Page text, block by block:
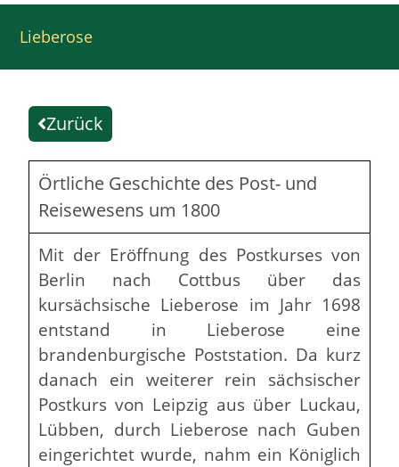
Lieberose
Zurück
Örtliche Geschichte des Post- und
Reisewesens um 1800
Mit der Eröffnung des Postkurses von
Berlin nach Cottbus über das
kursächsische Lieberose im Jahr 1698
entstand in Lieberose eine
brandenburgische Poststation. Da kurz
danach ein weiterer rein sächsischer
Postkurs von Leipzig aus über Luckau,
Lübben, durch Lieberose nach Guben
eingerichtet wurde, nahm ein Königlich